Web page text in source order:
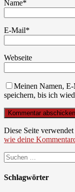
Name*
E-Mail*
Webseite
Meinen Namen,
speichern, bis ich
Diese Seite
wie deine
Suchen
nach:
Schlagwörter